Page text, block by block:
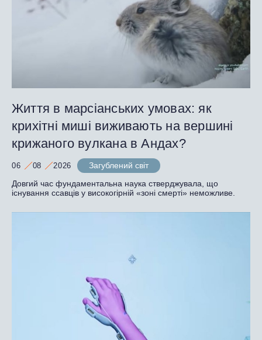
Життя в марсіанських умовах: як
крихітні миші виживають на вершині
крижаного вулкана в Андах?
06 08 2026
Загублений світ
Довгий час фундаментальна наука стверджувала, що
існування ссавців у високогірній «зоні смерті» неможливе.